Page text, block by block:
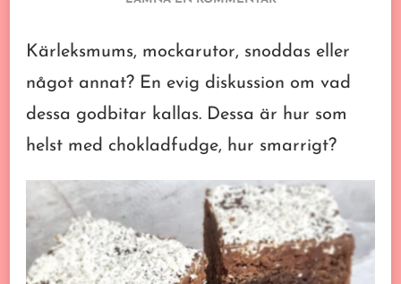
MED
CHOKLADFUDGE
Kärleksmums, mockarutor, snoddas eller
något annat? En evig diskussion om vad
dessa godbitar kallas. Dessa är hur som
helst med chokladfudge, hur smarrigt?